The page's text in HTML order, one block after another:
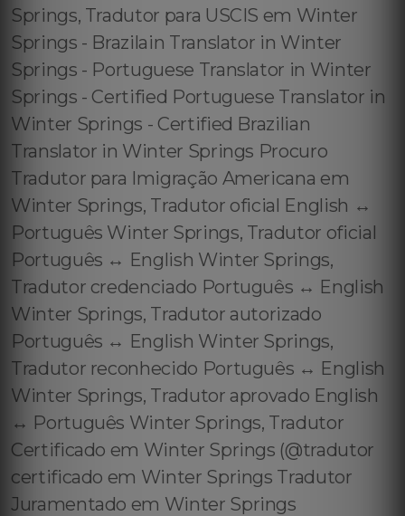
Springs, Tradutor para USCIS em Winter
Springs - Brazilain Translator in Winter
Springs - Portuguese Translator in Winter
Springs - Certified Portuguese Translator in
Winter Springs - Certified Brazilian
Translator in Winter Springs Procuro
Tradutor para Imigração Americana em
Winter Springs, Tradutor oficial English ↔️
Português Winter Springs, Tradutor oficial
Português ↔️ English Winter Springs,
Tradutor credenciado Português ↔️ English
Winter Springs, Tradutor autorizado
Português ↔️ English Winter Springs,
Tradutor reconhecido Português ↔️ English
Winter Springs, Tradutor aprovado English
↔️ Português Winter Springs, Tradutor
Certificado em Winter Springs (@tradutor
certificado em Winter Springs Tradutor
Juramentado em Winter Springs